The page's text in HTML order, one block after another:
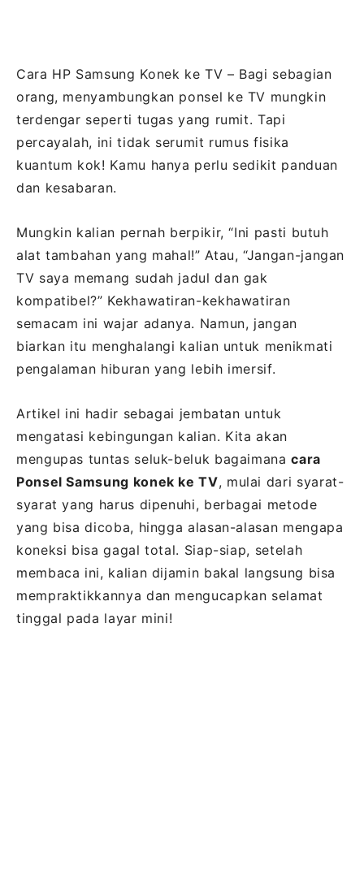
Cara HP Samsung Konek ke TV – Bagi sebagian
orang, menyambungkan ponsel ke TV mungkin
terdengar seperti tugas yang rumit. Tapi
percayalah, ini tidak serumit rumus fisika
kuantum kok! Kamu hanya perlu sedikit panduan
dan kesabaran.
Mungkin kalian pernah berpikir, “Ini pasti butuh
alat tambahan yang mahal!” Atau, “Jangan-jangan
TV saya memang sudah jadul dan gak
kompatibel?” Kekhawatiran-kekhawatiran
semacam ini wajar adanya. Namun, jangan
biarkan itu menghalangi kalian untuk menikmati
pengalaman hiburan yang lebih imersif.
Artikel ini hadir sebagai jembatan untuk
mengatasi kebingungan kalian. Kita akan
mengupas tuntas seluk-beluk bagaimanacara
Ponsel Samsung konek ke TV, mulai dari syarat-
syarat yang harus dipenuhi, berbagai metode
yang bisa dicoba, hingga alasan-alasan mengapa
koneksi bisa gagal total. Siap-siap, setelah
membaca ini, kalian dijamin bakal langsung bisa
mempraktikkannya dan mengucapkan selamat
tinggal pada layar mini!